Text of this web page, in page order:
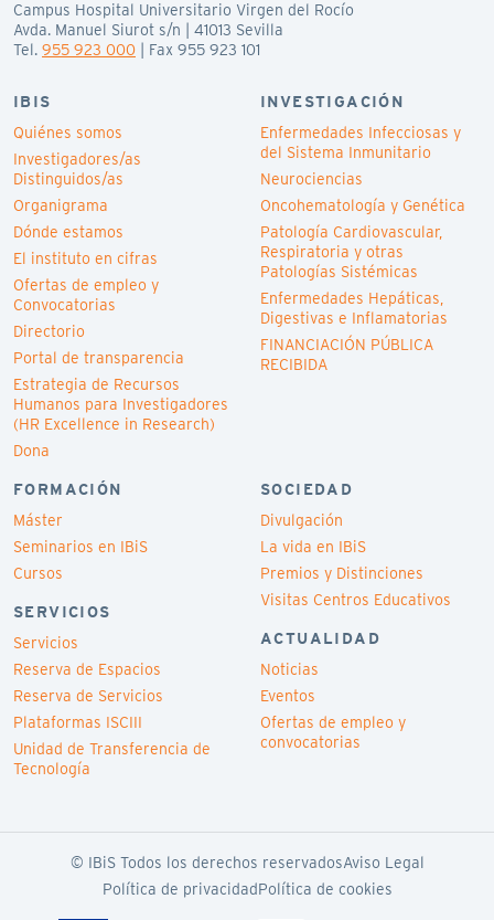
Campus Hospital Universitario Virgen del Rocío
Avda. Manuel Siurot s/n | 41013 Sevilla
Tel. 955 923 000 | Fax 955 923 101
IBIS
Quiénes somos
Investigadores/as
Distinguidos/as
Organigrama
Dónde estamos
El instituto en cifras
Ofertas de empleo y
Convocatorias
Directorio
Portal de transparencia
Estrategia de Recursos
Humanos para Investigadores
(HR Excellence in Research)
Dona
INVESTIGACIÓN
Enfermedades Infecciosas y
del Sistema Inmunitario
Neurociencias
Oncohematología y Genética
Patología Cardiovascular,
Respiratoria y otras
Patologías Sistémicas
Enfermedades Hepáticas,
Digestivas e Inflamatorias
FINANCIACIÓN PÚBLICA
RECIBIDA
FORMACIÓN
Máster
Seminarios en IBiS
Cursos
SERVICIOS
Servicios
Reserva de Espacios
Reserva de Servicios
Plataformas ISCIII
Unidad de Transferencia de
Tecnología
SOCIEDAD
Divulgación
La vida en IBiS
Premios y Distinciones
Visitas Centros Educativos
ACTUALIDAD
Noticias
Eventos
Ofertas de empleo y
convocatorias
© IBiS Todos los derechos reservadosAviso Legal
Política de privacidadPolítica de cookies